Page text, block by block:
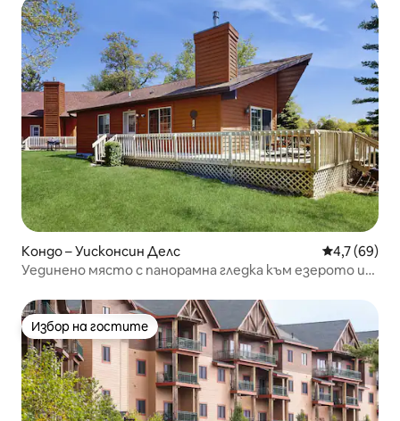
Кондо – Уисконсин Делс Средна
4,7 (69)
Уединено място с панорамна гледка към езерото и
Избор на гостите
Избор на гостите